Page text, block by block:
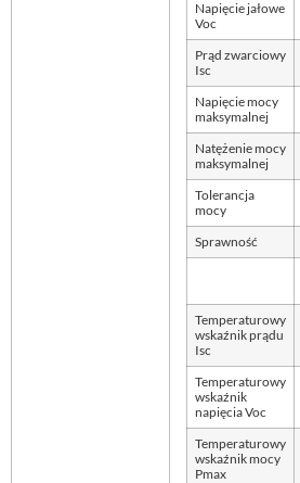
Napięcie jałowe
Voc
Prąd zwarciowy
Isc
Napięcie mocy
maksymalnej
Natężenie mocy
maksymalnej
Tolerancja
mocy
Sprawność
Temperaturowy
wskaźnik prądu
Isc
Temperaturowy
wskaźnik
napięcia Voc
Temperaturowy
wskaźnik mocy
Pmax